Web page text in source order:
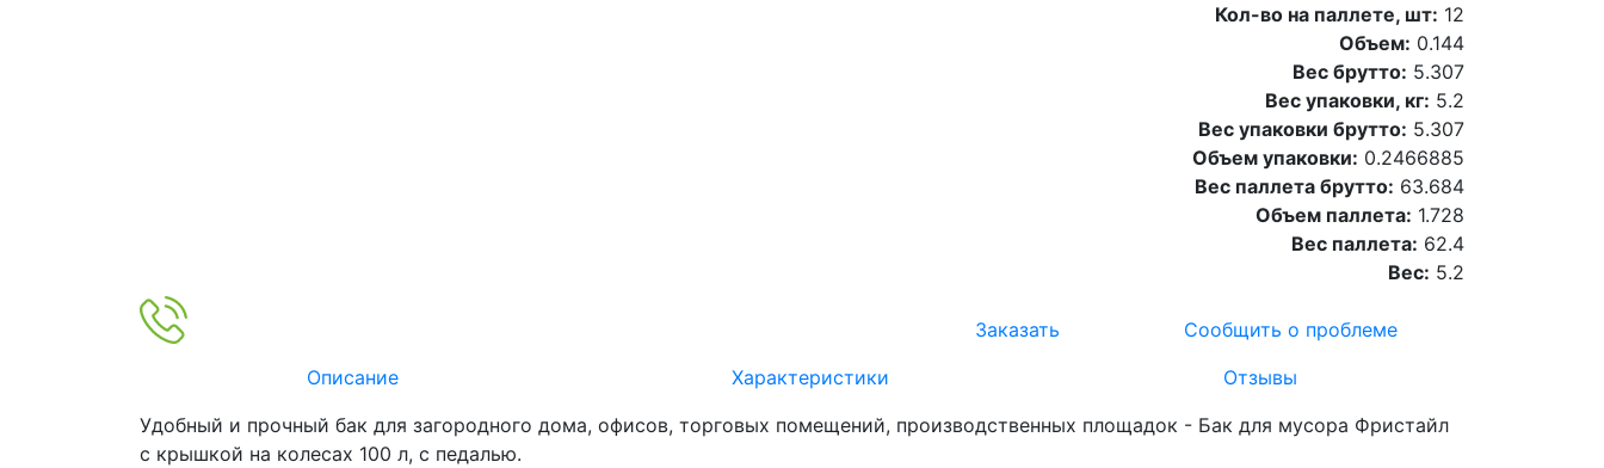
Кол-во на паллете, шт: 12
Объем: 0.144
Вес брутто: 5.307
Вес упаковки, кг: 5.2
Вес упаковки брутто: 5.307
Объем упаковки: 0.2466885
Вес паллета брутто: 63.684
Объем паллета: 1.728
Вес паллета: 62.4
Вес: 5.2
Заказать
Сообщить о проблеме
Описание
Характеристики
Отзывы
Удобный и прочный бак для загородного дома, офисов, торговых помещений, производственных площадок - Бак для мусора Фристайл
с крышкой на колесах 100 л, с педалью.